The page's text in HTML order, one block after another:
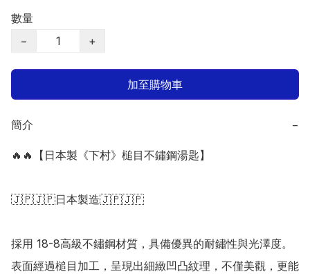
數量
−
+
加至購物車
簡介 −
🔥🔥【日本製《下村》槌目不鏽鋼湯匙】
🇯🇵🇯🇵日本製造🇯🇵🇯🇵
採用 18-8高級不鏽鋼材質，具備優異的耐鏽性與光澤度。
表面經過槌目加工，呈現出細緻凹凸紋理，不僅美觀，更能